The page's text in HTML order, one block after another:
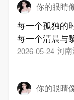
你的眼睛
每一个孤独的
每一个清晨与
相处，细细周
2026-05-24 河
你的眼睛